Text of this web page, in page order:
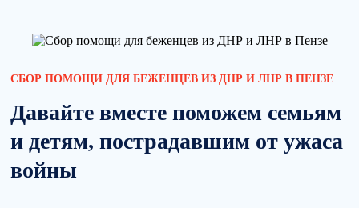
СБОР ПОМОЩИ ДЛЯ БЕЖЕНЦЕВ ИЗ ДНР И ЛНР В ПЕНЗЕ
Давайте вместе поможем семьям
и детям, пострадавшим от ужаса
войны